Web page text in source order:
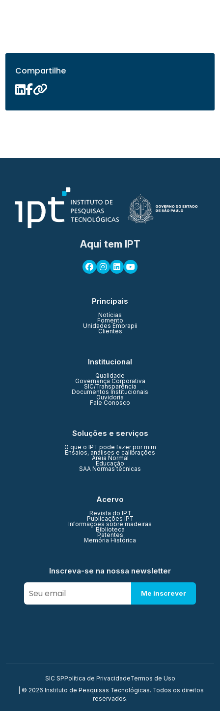
Compartilhe
Aqui tem IPT
Principais
Notícias
Fomento
Unidades Embrapii
Clientes
Institucional
Qualidade
Governança Corporativa
SIC/Transparência
Documentos Institucionais
Ouvidoria
Fale Conosco
Soluções e serviços
O que o IPT pode fazer por mim
Ensaios, análises e calibrações
Areia Normal
Educação
SAA Normas técnicas
Acervo
Revista do IPT
Publicações IPT
Informações sobre madeiras
Biblioteca
Patentes
Memória Histórica
Inscreva-se na nossa newsletter
Me inscrever
SIC SP Política de PrivacidadeTermos de Uso
| © 2026 Instituto de Pesquisas Tecnológicas. Todos os direitos
reservados.